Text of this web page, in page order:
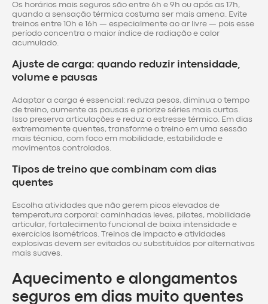
Os horários mais seguros são entre 6h e 9h ou após as 17h,
quando a sensação térmica costuma ser mais amena. Evite
treinos entre 10h e 16h — especialmente ao ar livre — pois esse
período concentra o maior índice de radiação e calor
acumulado.
Ajuste de carga: quando reduzir intensidade,
volume e pausas
Adaptar a carga é essencial: reduza pesos, diminua o tempo
de treino, aumente as pausas e priorize séries mais curtas.
Isso preserva articulações e reduz o estresse térmico. Em dias
extremamente quentes, transforme o treino em uma sessão
mais técnica, com foco em mobilidade, estabilidade e
movimentos controlados.
Tipos de treino que combinam com dias
quentes
Escolha atividades que não gerem picos elevados de
temperatura corporal: caminhadas leves, pilates, mobilidade
articular, fortalecimento funcional de baixa intensidade e
exercícios isométricos. Treinos de impacto e atividades
explosivas devem ser evitados ou substituídos por alternativas
mais suaves.
Aquecimento e alongamentos
seguros em dias muito quentes